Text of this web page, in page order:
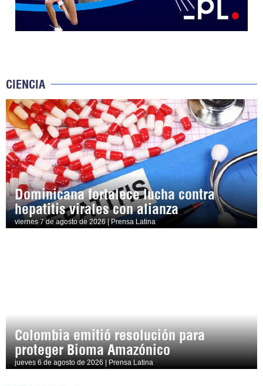
CIENCIA
Dominicana fortalece lucha contra
hepatitis virales con alianza
viernes 7 de agosto de 2026 | Prensa Latina
Colombia emitió resolución para
proteger Bioma Amazónico
jueves 6 de agosto de 2026 | Prensa Latina